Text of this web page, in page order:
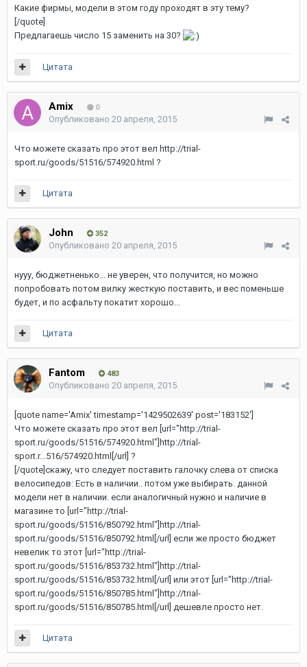
Какие фирмы, модели в этом году проходят в эту тему?
[/quote]
Предлагаешь число 15 заменить на 30?
Цитата
Amix 0
Опубликовано 20 апреля, 2015
Что можете сказать про этот вел http://trial-
sport.ru/goods/51516/574920.html ?
Цитата
John 352
Опубликовано 20 апреля, 2015
нууу, бюджетненько... не уверен, что получится, но можно
попробовать потом вилку жесткую поставить, и вес поменьше
будет, и по асфальту покатит хорошо...
Цитата
Fantom 483
Опубликовано 20 апреля, 2015
[quote name='Amix' timestamp='1429502639' post='183152']
Что можете сказать про этот вел [url="http://trial-
sport.ru/goods/51516/574920.html"]http://trial-
sport.r...516/574920.html[/url] ?
[/quote]скажу, что следует поставить галочку слева от списка
велосипедов: Есть в наличии.. потом уже выбирать. данной
модели нет в наличии. если аналогичный нужно и наличие в
магазине то [url="http://trial-
sport.ru/goods/51516/850792.html"]http://trial-
sport.ru/goods/51516/850792.html[/url] если же просто бюджет
невелик то этот [url="http://trial-
sport.ru/goods/51516/853732.html"]http://trial-
sport.ru/goods/51516/853732.html[/url] или этот [url="http://trial-
sport.ru/goods/51516/850785.html"]http://trial-
sport.ru/goods/51516/850785.html[/url] дешевле просто нет.
Цитата